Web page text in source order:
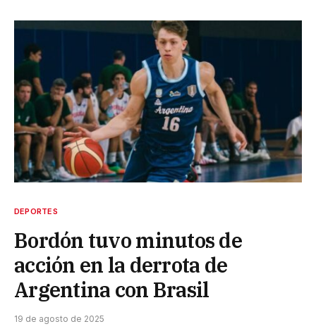
DEPORTES
Bordón tuvo minutos de
acción en la derrota de
Argentina con Brasil
19 de agosto de 2025